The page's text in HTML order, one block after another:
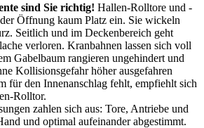
sind Sie richtig! Hallen-Rolltore und -
Öffnung kaum Platz ein. Sie wickeln
Seitlich und im Deckenbereich geht
verloren. Kranbahnen lassen sich voll
Gabelbaum rangieren ungehindert und
Kollisionsgefahr höher ausgefahren
für den Innenanschlag fehlt, empfiehlt sich
Rolltor.
zahlen sich aus: Tore, Antriebe und
und optimal aufeinander abgestimmt.